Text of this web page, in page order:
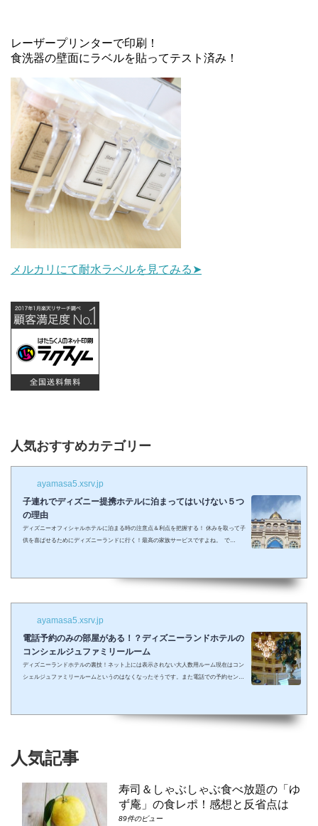
レーザープリンターで印刷！
食洗器の壁面にラベルを貼ってテスト済み！
メルカリにて耐水ラベルを見てみる➤
人気おすすめカテゴリー
ayamasa5.xsrv.jp
子連れでディズニー提携ホテルに泊まってはいけない５つ
の理由
ディズニーオフィシャルホテルに泊まる時の注意点＆利点を把握する！ 休みを取って子
供を喜ばせるためにディズニーランドに行く！最高の家族サービスですよね。 で
ラした夢の国を可愛い我が子に見せたかったのに・・・。 そんな時、「ディズニーラ...
ayamasa5.xsrv.jp
電話予約のみの部屋がある！？ディズニーランドホテルの
コンシェルジュファミリールーム
ディズニーランドホテルの裏技！ネット上には表示されない大人数用ルーム現在はコン
シェルジュファミリールームというのはなくなったそうです。また電話での予約センタ
ュ・スーペリアルーム（パークビュー）（7-8階）④コンシェルジュ・デラックスルー
人気記事
寿司＆しゃぶしゃぶ食べ放題の「ゆ
ず庵」の食レポ！感想と反省点は
89件のビュー